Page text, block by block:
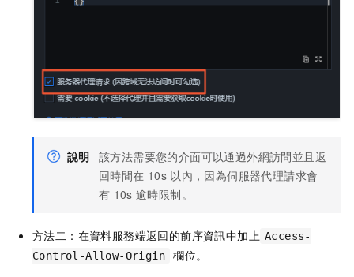
說明 該方法需要您的介面可以通過外網訪問並且返
回時間在 10s 以內，因為伺服器代理請求會
有 10s 逾時限制。
方法二：在資料服務端返回的前序資訊中加上 Access-
Control-Allow-Origin
欄位。